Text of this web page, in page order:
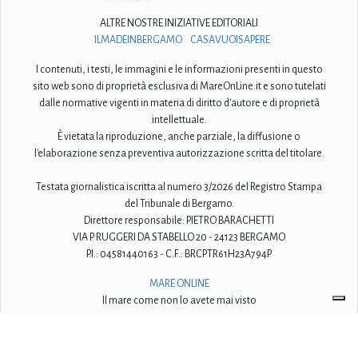
ALTRE NOSTRE INIZIATIVE EDITORIALI
ILMADEINBERGAMO
CASAVUOISAPERE
I contenuti, i testi, le immagini e le informazioni presenti in questo
sito web sono di proprietà esclusiva di MareOnLine.it e sono tutelati
dalle normative vigenti in materia di diritto d'autore e di proprietà
intellettuale.
È vietata la riproduzione, anche parziale, la diffusione o
l'elaborazione senza preventiva autorizzazione scritta del titolare.
Testata giornalistica iscritta al numero 3/2026 del Registro Stampa
del Tribunale di Bergamo.
Direttore responsabile: PIETRO BARACHETTI
VIA P. RUGGERI DA STABELLO 20 - 24123 BERGAMO
P.I.: 04581440163 - C.F.: BRCPTR61H23A794P
MARE ONLINE
Il mare come non lo avete mai visto